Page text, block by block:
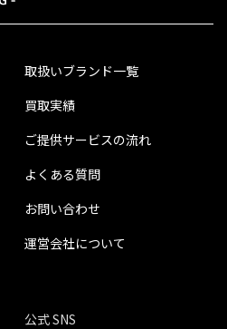
取扱いブランド一覧
買取実績
ご提供サービスの流れ
よくある質問
お問い合わせ
運営会社について
公式 SNS